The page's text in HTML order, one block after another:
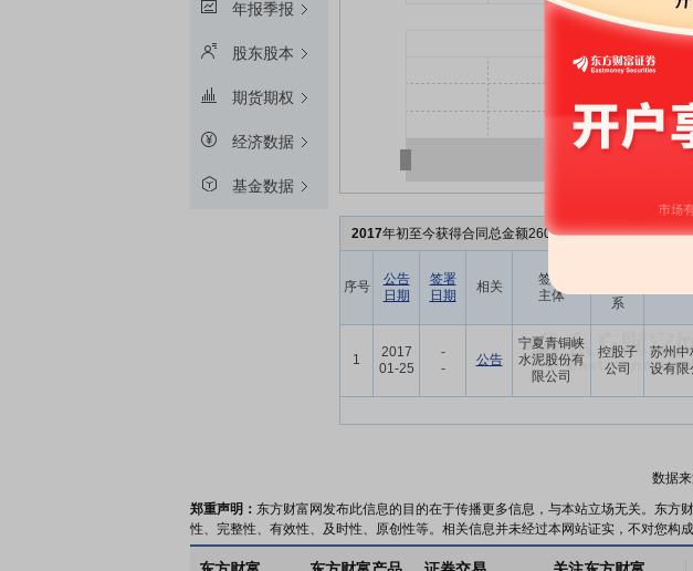
年报季报
股东股本
期货期权
经济数据
基金数据
2017年初至今获得合同总金额2600万元，上年度营业收
序号
公告
日期
签署
日期
相关
签署
主体
系
1
2017
01-25
-
-
公告
宁夏青铜峡
水泥股份有
限公司
控股子
公司
苏州中
设有限
数据来
郑重声明： 东方财富网发布此信息的目的在于传播更多信息，与本站立场无关。东
性、完整性、有效性、及时性、原创性等。相关信息并未经过本网站证实，不对您构